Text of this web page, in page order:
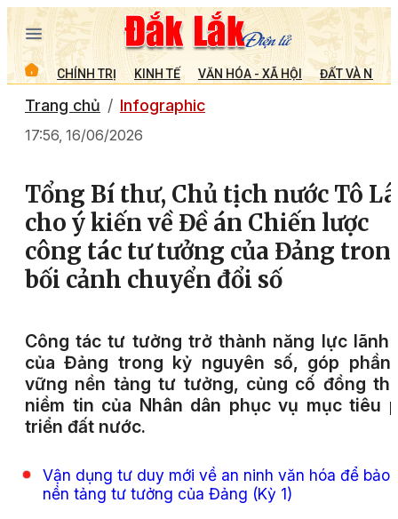
CHÍNH TRỊ KINH TẾ VĂN HÓA - XÃ HỘI ĐẤT VÀ
Trang chủ Infographic
17:56, 16/06/2026
Tổng Bí thư, Chủ tịch nước Tô
cho ý kiến về Đề án Chiến lược
công tác tư tưởng của Đảng
bối cảnh chuyển đổi số
Công tác tư tưởng trở thành năng lực lãnh
của Đảng trong kỷ nguyên số, góp phần
vững nền tảng tư tưởng, củng cố đồng
niềm tin của Nhân dân phục vụ mục tiêu
triển đất nước.
Vận dụng tư duy mới về an ninh văn hóa để bảo
nền tảng tư tưởng của Đảng (Kỳ 1)